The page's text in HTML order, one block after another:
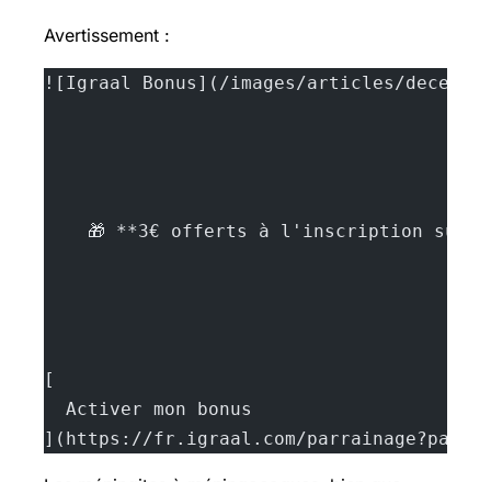
Avertissement :
![Igraal Bonus](/images/articles/deces-
🎁 **3€ offerts à l'inscription sur
[
  Activer mon bonus
](https://fr.igraal.com/